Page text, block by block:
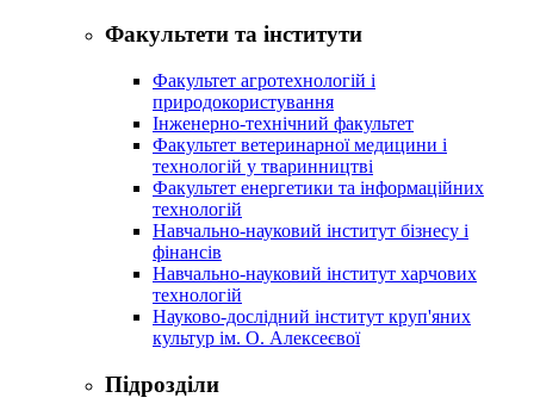
Факультети та інститути
Факультет агротехнологій і
природокористування
Інженерно-технічний факультет
Факультет ветеринарної медицини і
технологій у тваринництві
Факультет енергетики та інформаційних
технологій
Навчально-науковий інститут бізнесу і
фінансів
Навчально-науковий інститут харчових
технологій
Науково-дослідний інститут круп'яних
культур ім. О. Алексеєвої
Підрозділи